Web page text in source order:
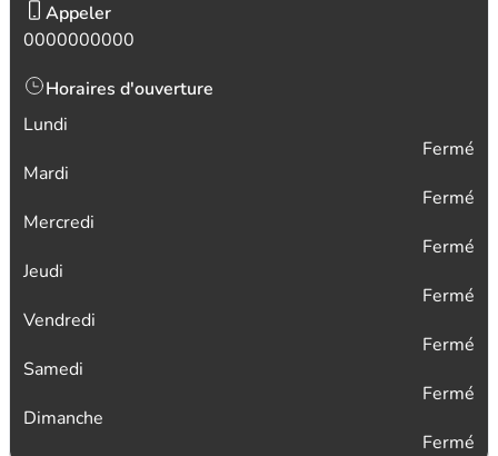
Appeler
0000000000
Horaires d'ouverture
Lundi
Fermé
Mardi
Fermé
Mercredi
Fermé
Jeudi
Fermé
Vendredi
Fermé
Samedi
Fermé
Dimanche
Fermé